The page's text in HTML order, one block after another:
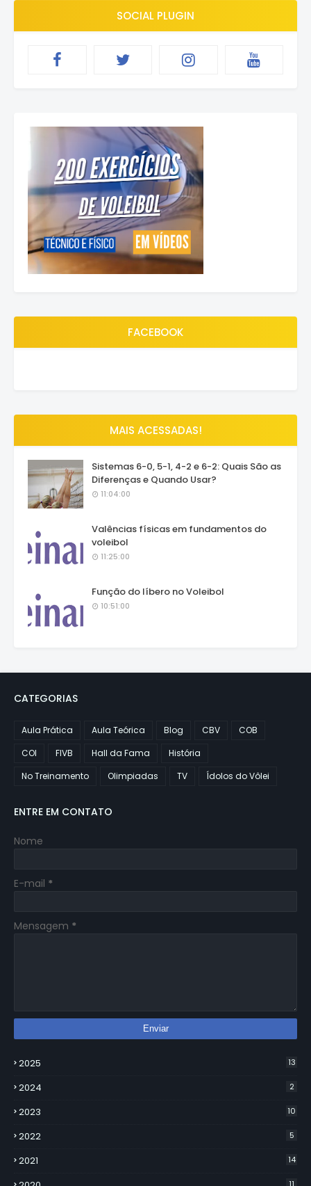
SOCIAL PLUGIN
FACEBOOK
MAIS ACESSADAS!
Sistemas 6-0, 5-1, 4-2 e 6-2: Quais São as
Diferenças e Quando Usar?
11:04:00
Valências físicas em fundamentos do
voleibol
11:25:00
Função do líbero no Voleibol
10:51:00
CATEGORIAS
Aula Prática Aula Teórica Blog CBV
COB
COI
FIVB Hall da Fama
História
No Treinamento
Olimpiadas TV Ídolos do Vôlei
ENTRE EM CONTATO
Nome
E-mail *
Mensagem *
2025 13
2024 2
2023 10
2022 5
2021 14
11